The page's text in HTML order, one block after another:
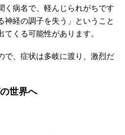
病名で、軽んじられがちです
神経の調子を失う」ということ
くる可能性があります。
、症状は多岐に渡り、激烈だ
世界へ